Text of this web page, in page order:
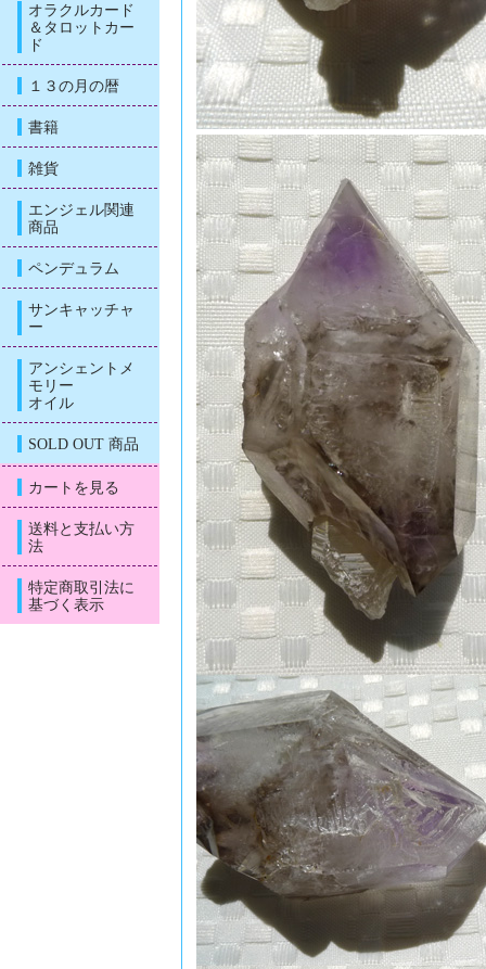
オラクルカード
＆タロットカー
ド
１３の月の暦
書籍
雑貨
エンジェル関連
商品
ペンデュラム
サンキャッチャ
ー
アンシェントメ
モリー
オイル
SOLD OUT 商品
カートを見る
送料と支払い方
法
特定商取引法に
基づく表示